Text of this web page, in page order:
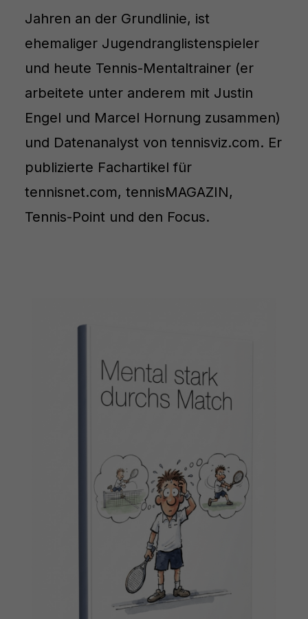
Jahren an der Grundlinie, ist
ehemaliger Jugendranglistenspieler
und heute Tennis-Mentaltrainer (er
arbeitete unter anderem mit Justin
Engel und Marcel Hornung zusammen)
und Datenanalyst von tennisviz.com. Er
publizierte Fachartikel für
tennisnet.com, tennisMAGAZIN,
Tennis-Point und den Focus.